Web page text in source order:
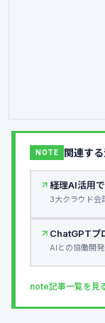
NOTE 関連す
経理AI活用
3大クラウド会
ChatGPTプ
AIとの協働開
note記事一覧を見